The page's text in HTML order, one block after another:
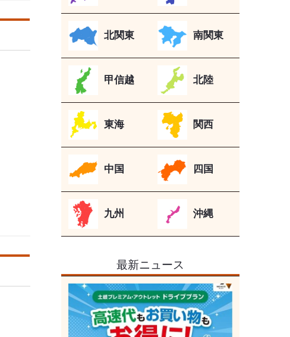
北関東 南関東
甲信越 北陸
東海 関西
中国 四国
九州 沖縄
最新ニュース